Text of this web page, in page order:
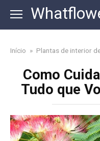
content
Início » Plantas de interior
Como
Tudo que